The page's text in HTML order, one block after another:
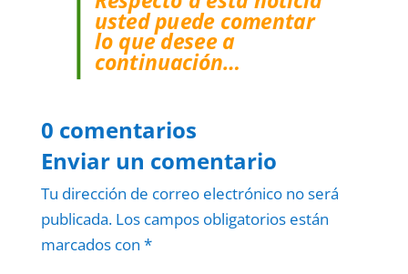
usted puede comentar
lo que desee a
continuación…
0 comentarios
Enviar un comentario
Tu dirección de correo electrónico no será
publicada. Los campos obligatorios están
marcados con *